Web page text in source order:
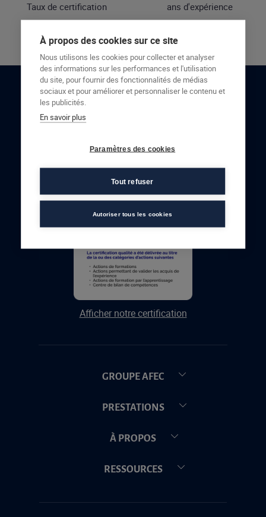
Taux de certification ans d'expérience
RESTONS EN CONTACT
Afficher notre certification
GROUPE AFEC
PRESTATIONS
À PROPOS
RESSOURCES
À propos des cookies sur ce site
Nous utilisons les cookies pour collecter et analyser
des informations sur les performances et l'utilisation
du site, pour fournir des fonctionnalités de médias
sociaux et pour améliorer et personnaliser le contenu et
les publicités.
En savoir plus
Paramètres des cookies
Tout refuser
Autoriser tous les cookies